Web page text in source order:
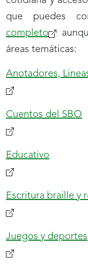
que puedes
completo(se
abrirá
áreas temáticas:
Anotadores,
Cuentos del SBO
Educativo
Escritura braille y
Juegos y deportes